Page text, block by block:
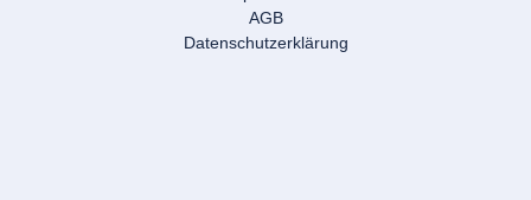
AGB
Datenschutzerklärung